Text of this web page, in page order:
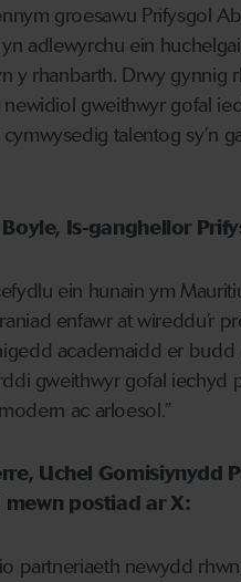
groesawu Prifysgol
yn adlewyrchu ein
y rhanbarth. Drwy gynnig
newidiol gweithwyr gofal
talentog sy’n
Is-ganghellor
ein hunain ym
enfawr at wireddu’r
academaidd er budd
gweithwyr gofal iechyd
ac arloesol.”
Uchel Gomisiynydd
postiad ar X:
partneriaeth newydd